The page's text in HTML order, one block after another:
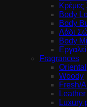
Body
Body
Λάδι
Body
Fragrances
Oriental
Woody
Fresh/
Leather
Luxury